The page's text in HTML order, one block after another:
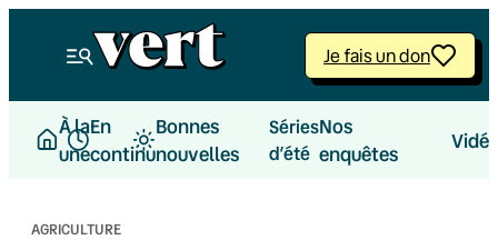
Je fais un don
À la
une
En
continu
Bonnes
nouvelles
Séries
d’été
Nos
enquêtes
AGRICULTURE